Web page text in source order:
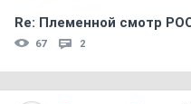
Re: Племеннoй смoтр
67 2